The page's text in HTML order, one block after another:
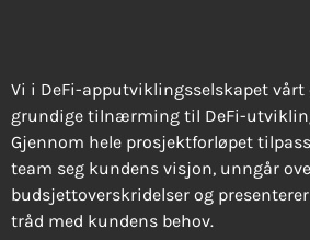
Vi i DeFi-apputviklingsselskapet
grundige tilnærming til DeFi-
Gjennom hele prosjektforløpet
team seg kundens visjon, unngår
budsjettoverskridelser og
tråd med kundens behov.